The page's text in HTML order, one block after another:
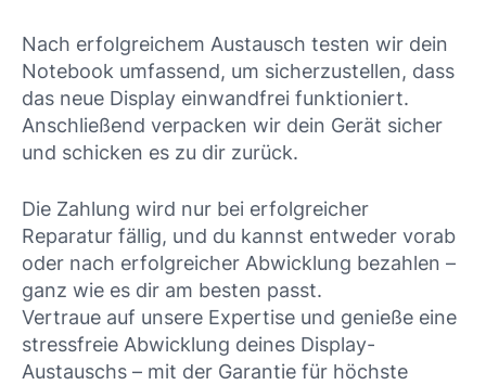
Nach erfolgreichem Austausch testen wir dein
Notebook umfassend, um sicherzustellen, dass
das neue Display einwandfrei funktioniert.
Anschließend verpacken wir dein Gerät sicher
und schicken es zu dir zurück.
Die Zahlung wird nur bei erfolgreicher
Reparatur fällig, und du kannst entweder vorab
oder nach erfolgreicher Abwicklung bezahlen –
ganz wie es dir am besten passt.
Vertraue auf unsere Expertise und genieße eine
stressfreie Abwicklung deines Display-
Austauschs – mit der Garantie für höchste